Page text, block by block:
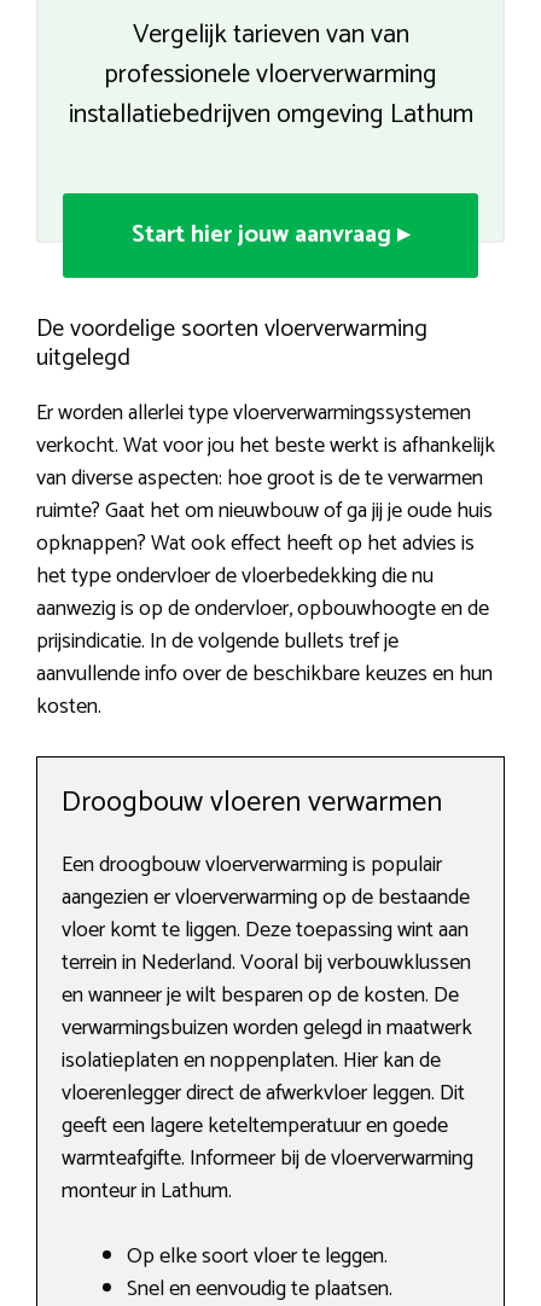
Vergelijk tarieven van van
professionele vloerverwarming
installatiebedrijven omgeving Lathum
Start hier jouw aanvraag ▸
De voordelige soorten vloerverwarming
uitgelegd
Er worden allerlei type vloerverwarmingssystemen
verkocht. Wat voor jou het beste werkt is afhankelijk
van diverse aspecten: hoe groot is de te verwarmen
ruimte? Gaat het om nieuwbouw of ga jij je oude huis
opknappen? Wat ook effect heeft op het advies is
het type ondervloer de vloerbedekking die nu
aanwezig is op de ondervloer, opbouwhoogte en de
prijsindicatie. In de volgende bullets tref je
aanvullende info over de beschikbare keuzes en hun
kosten.
Droogbouw vloeren verwarmen
Een droogbouw vloerverwarming is populair
aangezien er vloerverwarming op de bestaande
vloer komt te liggen. Deze toepassing wint aan
terrein in Nederland. Vooral bij verbouwklussen
en wanneer je wilt besparen op de kosten. De
verwarmingsbuizen worden gelegd in maatwerk
isolatieplaten en noppenplaten. Hier kan de
vloerenlegger direct de afwerkvloer leggen. Dit
geeft een lagere keteltemperatuur en goede
warmteafgifte. Informeer bij de vloerverwarming
monteur in Lathum.
Op elke soort vloer te leggen.
Snel en eenvoudig te plaatsen.